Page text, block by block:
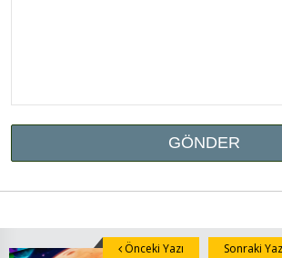
Önceki Yazı Sonraki